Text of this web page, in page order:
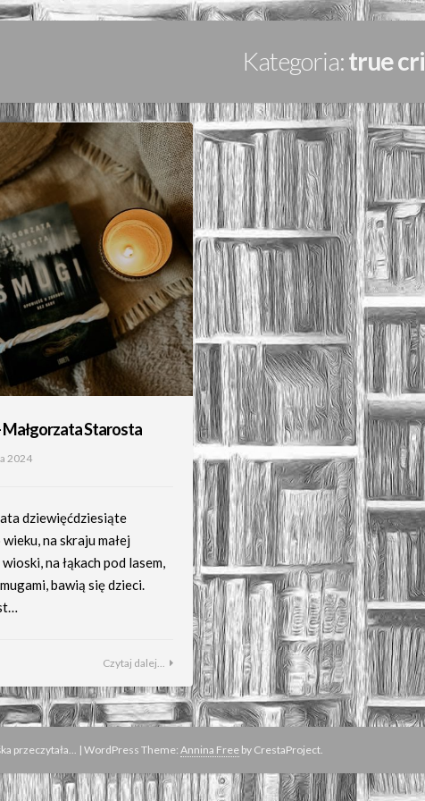
Kategoria:true
Małgorzata Starosta
2024
dziewięćdziesiąte
na skraju małej
na łąkach pod lasem,
bawią się dzieci.
Czytaj dalej...
przeczytała... | WordPress Theme: Annina Freeby CrestaProject.